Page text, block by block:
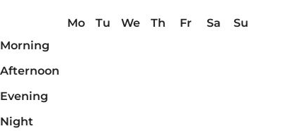
Mo Tu We Th Fr Sa
Su
Morning
Afternoon
Evening
Night